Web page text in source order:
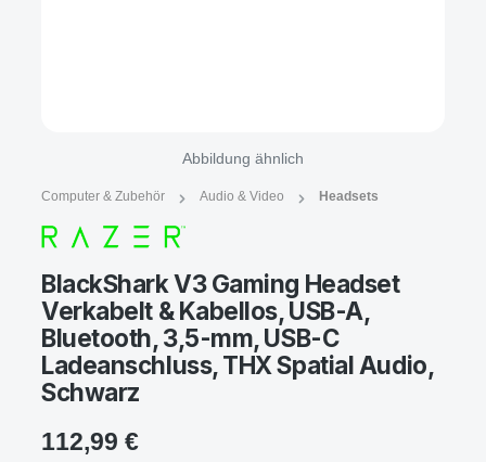
Abbildung ähnlich
Computer & Zubehör Audio & Video Headsets
BlackShark V3 Gaming Headset
Verkabelt & Kabellos, USB-A,
Bluetooth, 3,5-mm, USB-C
Ladeanschluss, THX Spatial Audio,
Schwarz
112,99 €